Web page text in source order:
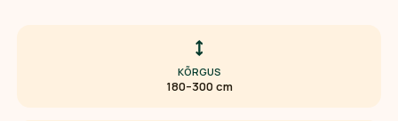
KÕRGUS
180–300 cm